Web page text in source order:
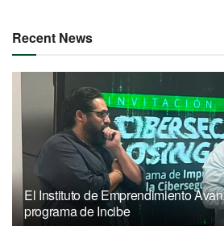
Recent News
El Instituto de Emprendimiento
programa de Incibe